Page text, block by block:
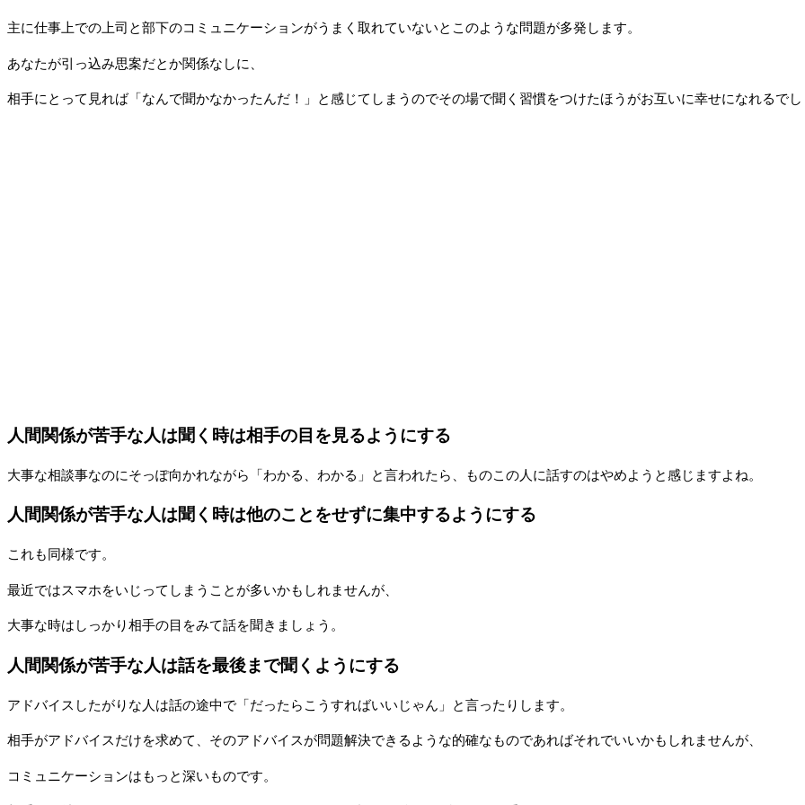
主に仕事上での上司と部下のコミュニケーションがうまく取れていないとこのような問題が多発します。
あなたが引っ込み思案だとか関係なしに、
相手にとって見れば「なんで聞かなかったんだ！」と感じてしまうのでその場で聞く習慣をつけたほうがお互いに幸せになれるで
人間関係が苦手な人は聞く時は相手の目を見るようにする
大事な相談事なのにそっぽ向かれながら「わかる、わかる」と言われたら、ものこの人に話すのはやめようと感じますよね。
人間関係が苦手な人は聞く時は他のことをせずに集中するようにする
これも同様です。
最近ではスマホをいじってしまうことが多いかもしれませんが、
大事な時はしっかり相手の目をみて話を聞きましょう。
人間関係が苦手な人は話を最後まで聞くようにする
アドバイスしたがりな人は話の途中で「だったらこうすればいいじゃん」と言ったりします。
相手がアドバイスだけを求めて、そのアドバイスが問題解決できるような的確なものであればそれでいいかもしれませんが、
コミュニケーションはもっと深いものです。